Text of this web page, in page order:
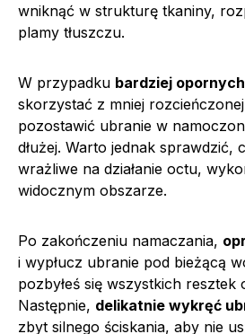
wniknąć w strukturę tkaniny,
plamy tłuszczu.
W przypadku bardziej
skorzystać z mniej
pozostawić ubranie w
dłużej. Warto jednak sprawdzić,
wrażliwe na działanie octu,
widocznym obszarze.
Po zakończeniu namaczania,
i wypłucz ubranie pod bieżącą
pozbyłeś się wszystkich resztek
Następnie, delikatnie wykręć
zbyt silnego ściskania, aby nie